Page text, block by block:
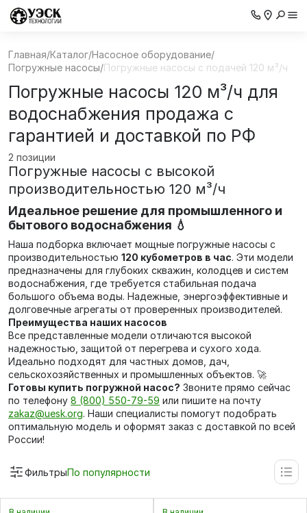
Главная/Каталог/Насосное оборудование/
Погружные насосы/Погружные насосы с подачей 120 м³/ч
Погружные насосы 120 м³/ч для
водоснабжения продажа с
гарантией и доставкой по РФ
2 позиции
Погружные насосы с высокой
производительностью 120 м³/ч
Идеальное решение для промышленного и
бытового водоснабжения 💧
Наша подборка включает мощные погружные насосы с
производительностью 120 кубометров в час. Эти модели
предназначены для глубоких скважин, колодцев и систем
водоснабжения, где требуется стабильная подача
большого объема воды. Надежные, энергоэффективные и
долговечные агрегаты от проверенных производителей.
Преимущества наших насосов
Все представленные модели отличаются высокой
надежностью, защитой от перегрева и сухого хода.
Идеально подходят для частных домов, дач,
сельскохозяйственных и промышленных объектов. 🚀
Готовы купить погружной насос? Звоните прямо сейчас
по телефону 8 (800) 550-79-59 или пишите на почту
zakaz@uesk.org. Наши специалисты помогут подобрать
оптимальную модель и оформят заказ с доставкой по всей
России!
ФильтрыПо популярности